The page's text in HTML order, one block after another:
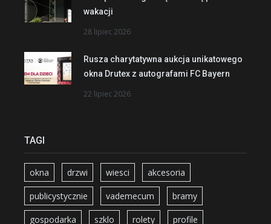
wakacji
28 lipiec 2026
Rusza charytatywna aukcja unikatowego
okna Drutex z autografami FC Bayern
22 lipiec 2026
TAGI
okna drzwi wiesci akcesoria
publicystycznie vademecum bramy
gospodarka szklo rolety profile